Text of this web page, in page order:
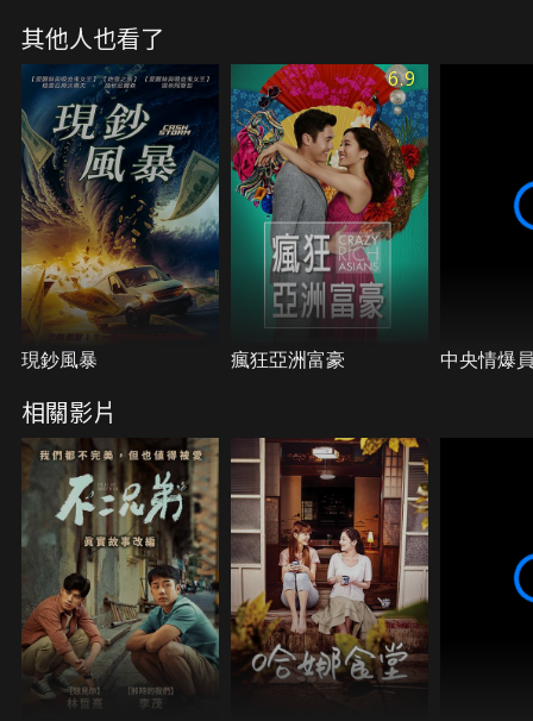
了宗教名人，跑遍各個城市去演講。在經歷了各式各
樣奇怪的人事物後，傑克開始反思過往人生，他決定
做出改變…
其他人也看了
現鈔風暴
6.9
瘋狂亞洲富豪 中央情爆
相關影片